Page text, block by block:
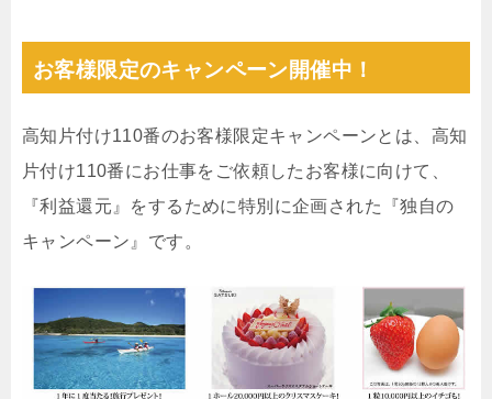
お客様限定のキャンペーン開催中！
高知片付け110番のお客様限定キャンペーンとは、高知
片付け110番にお仕事をご依頼したお客様に向けて、
『利益還元』をするために特別に企画された『独自の
キャンペーン』です。